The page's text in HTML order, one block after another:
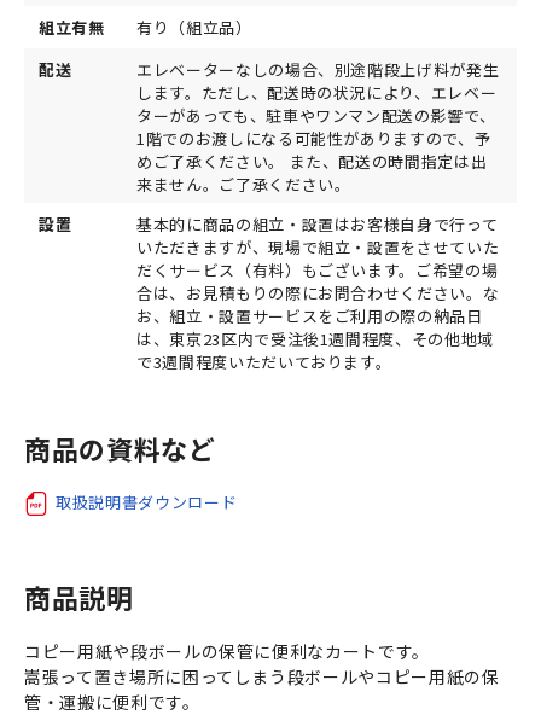
組立有無
有り（組立品）
配送
エレベーターなしの場合、別途階段上げ料が発生
します。ただし、配送時の状況により、エレベー
ターがあっても、駐車やワンマン配送の影響で、
1階でのお渡しになる可能性がありますので、予
めご了承ください。 また、配送の時間指定は出
来ません。ご了承ください。
設置
基本的に商品の組立・設置はお客様自身で行って
いただきますが、現場で組立・設置をさせていた
だくサービス（有料）もございます。ご希望の場
合は、お見積もりの際にお問合わせください。な
お、組立・設置サービスをご利用の際の納品日
は、東京23区内で受注後1週間程度、その他地域
で3週間程度いただいております。
商品の資料など
取扱説明書ダウンロード
商品説明
コピー用紙や段ボールの保管に便利なカートです。
嵩張って置き場所に困ってしまう段ボールやコピー用紙の保
管・運搬に便利です。